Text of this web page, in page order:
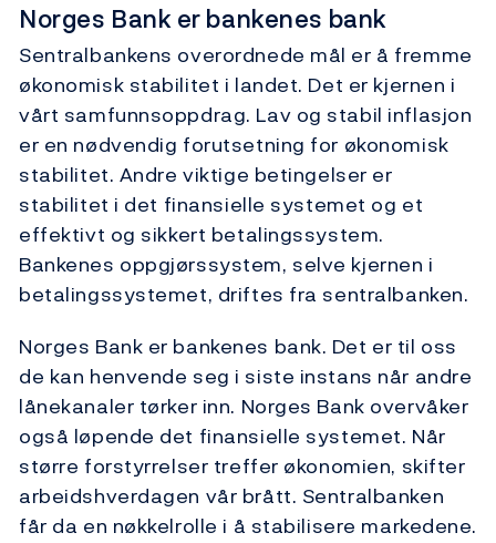
Norges Bank er bankenes bank
Sentralbankens overordnede mål er å fremme
økonomisk stabilitet i landet. Det er kjernen i
vårt samfunnsoppdrag. Lav og stabil inflasjon
er en nødvendig forutsetning for økonomisk
stabilitet. Andre viktige betingelser er
stabilitet i det finansielle systemet og et
effektivt og sikkert betalingssystem.
Bankenes oppgjørssystem, selve kjernen i
betalingssystemet, driftes fra sentralbanken.
Norges Bank er bankenes bank. Det er til oss
de kan henvende seg i siste instans når andre
lånekanaler tørker inn. Norges Bank overvåker
også løpende det finansielle systemet. Når
større forstyrrelser treffer økonomien, skifter
arbeidshverdagen vår brått. Sentralbanken
får da en nøkkelrolle i å stabilisere markedene.